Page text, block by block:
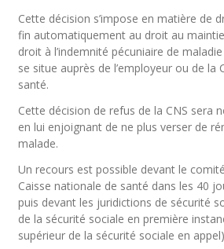
Cette décision s’impose en matière de
fin automatiquement au droit au
droit à l’indemnité pécuniaire de
se situe auprès de l’employeur ou de la
santé.
Cette décision de refus de la CNS sera
en lui enjoignant de ne plus verser de
malade.
Un recours est possible devant le
Caisse nationale de santé dans les 40
puis devant les juridictions de sécurité
de la sécurité sociale en première
supérieur de la sécurité sociale en